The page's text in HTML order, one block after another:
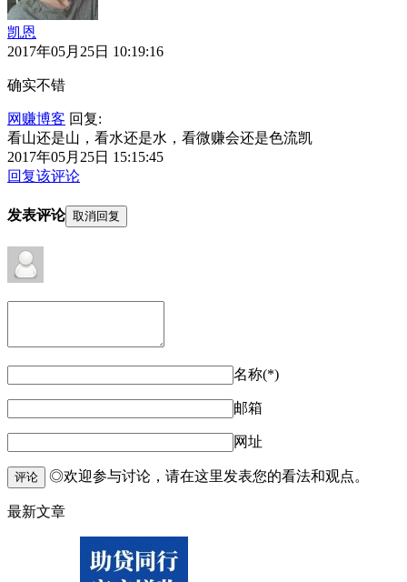
凯恩
2017年05月25日 10:19:16
确实不错
网赚博客 回复:
看山还是山，看水还是水，看微赚会还是色流凯
2017年05月25日 15:15:45
回复该评论
发表评论 取消回复
名称(*)
邮箱
网址
评论 ◎欢迎参与讨论，请在这里发表您的看法和观点。
最新文章